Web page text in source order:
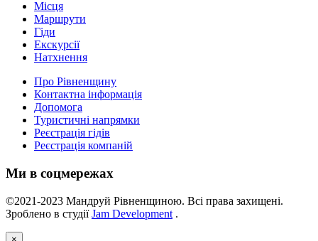
Місця
Маршрути
Гіди
Екскурсії
Натхнення
Про Рівненщину
Контактна інформація
Допомога
Туристичні напрямки
Реєстрація гідів
Реєстрація компаній
Ми в соцмережах
©2021-2023 Мандруй Рівненщиною. Всі права захищені.
Зроблено в студіїJam Development .